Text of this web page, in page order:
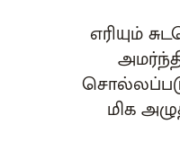
எரியும்
மிக